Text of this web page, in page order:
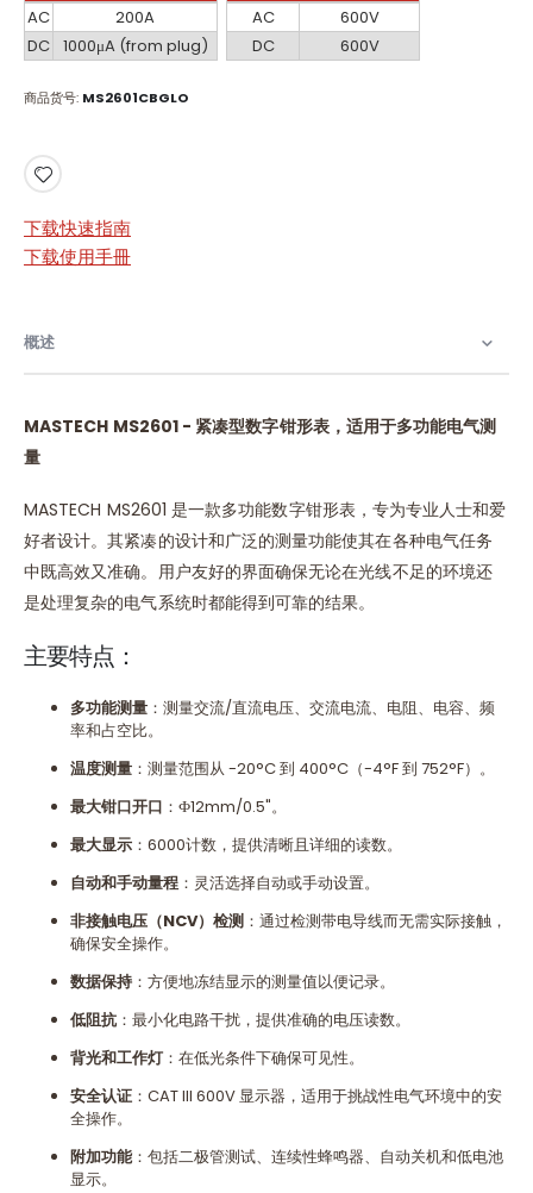
Current
AC
200A
DC 1000μA (from plug)
Voltage
AC
600V
DC
600V
商品货号 MS2601CBGLO
下载快速指南
下载使用手冊
概述
MASTECH MS2601 - 紧凑型数字钳形表，适用于多功能电气测
量
MASTECH MS2601 是一款多功能数字钳形表，专为专业人士和爱
好者设计。其紧凑的设计和广泛的测量功能使其在各种电气任务
中既高效又准确。用户友好的界面确保无论在光线不足的环境还
是处理复杂的电气系统时都能得到可靠的结果。
主要特点：
多功能测量：测量交流/直流电压、交流电流、电阻、电容、频
率和占空比。
温度测量：测量范围从 -20°C 到 400°C（-4°F 到 752°F）。
最大钳口开口 ：Ф12mm/0.5"。
最大显示：6000计数，提供清晰且详细的读数。
自动和手动量程：灵活选择自动或手动设置。
非接触电压（NCV）检测：通过检测带电导线而无需实际接触，
确保安全操作。
数据保持：方便地冻结显示的测量值以便记录。
低阻抗：最小化电路干扰，提供准确的电压读数。
背光和工作灯：在低光条件下确保可见性。
安全认证：CAT III 600V 显示器，适用于挑战性电气环境中的安
全操作。
附加功能：包括二极管测试、连续性蜂鸣器、自动关机和低电池
显示。